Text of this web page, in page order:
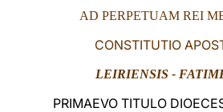
AD PERPETUAM REI
CONSTITUTIO
LEIRIENSIS -
PRIMAEVO TITULO